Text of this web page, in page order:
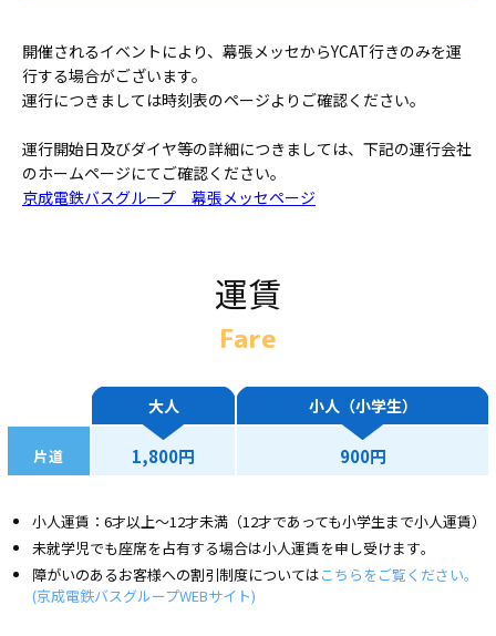
開催されるイベントにより、幕張メッセからYCAT行きのみを運
行する場合がございます。
運行につきましては時刻表のページよりご確認ください。
運行開始日及びダイヤ等の詳細につきましては、下記の運行会社
のホームページにてご確認ください。
京成電鉄バスグループ 幕張メッセページ
運賃
Fare
大人 小人（小学生）
片道 1,800円 900円
小人運賃：6才以上～12才未満（12才であっても小学生まで小人運賃）
未就学児でも座席を占有する場合は小人運賃を申し受けます｡
障がいのあるお客様への割引制度についてはこちらをご覧ください。
(京成電鉄バスグループWEBサイト)